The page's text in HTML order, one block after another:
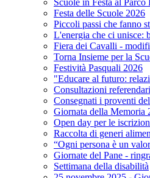
Scuole in Festa al Parco
Festa delle Scuole 2026
Piccoli passi che fanno
L'energia che ci unisce:
Fiera dei Cavalli -
Torna Insieme per la
Festività Pasquali 2026
"Educare al futuro:
Consultazioni
Consegnati i proventi
Giornata della Memoria
Open day per le
Raccolta di generi
“Ogni persona è un
Giornate del Pane -
Settimana della disabilità